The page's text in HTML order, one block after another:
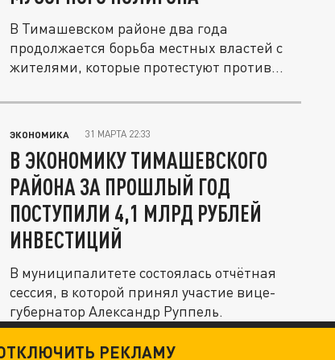
В Тимашевском районе два года
продолжается борьба местных властей с
жителями, которые протестуют против...
ЭКОНОМИКА 31 МАРТА 22:33
В ЭКОНОМИКУ ТИМАШЕВСКОГО
РАЙОНА ЗА ПРОШЛЫЙ ГОД
ПОСТУПИЛИ 4,1 МЛРД РУБЛЕЙ
ИНВЕСТИЦИЙ
В муниципалитете состоялась отчётная
сессия, в которой принял участие вице-
губернатор Александр Руппель.
РЕКЛАМУ